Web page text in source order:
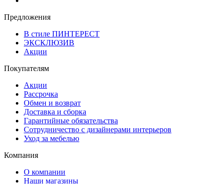
Предложения
В стиле ПИНТЕРЕСТ
ЭКСКЛЮЗИВ
Акции
Покупателям
Акции
Рассрочка
Обмен и возврат
Доставка и сборка
Гарантийные обязательства
Сотрудничество с дизайнерами интерьеров
Уход за мебелью
Компания
О компании
Наши магазины